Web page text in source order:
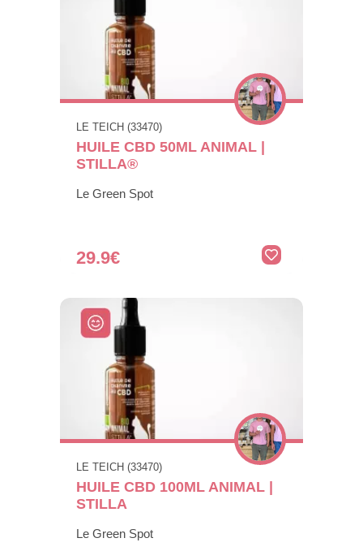
LE TEICH (33470)
HUILE CBD 50ML ANIMAL |
STILLA®
Le Green Spot
29.9€
LE TEICH (33470)
HUILE CBD 100ML ANIMAL |
STILLA
Le Green Spot